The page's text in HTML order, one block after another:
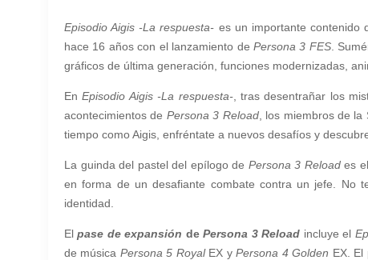
Episodio Aigis -La respuesta- es un importante
hace 16 años con el lanzamiento de Persona 3 FES.
gráficos de última generación, funciones modernizadas,
EnEpisodio Aigis -La respuesta-, tras desentrañar los
acontecimientos de Persona 3 Reload, los miembros de la
tiempo como Aigis, enfréntate a nuevos desafíos y
La guinda del pastel del epílogo de Persona 3 Reloades el
en forma de un desafiante combate contra un jefe. No
identidad.
Elpase de expansión dePersona 3 Reload incluye el
de música Persona 5 RoyalEX yPersona 4 Golden EX.